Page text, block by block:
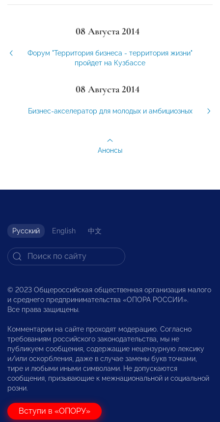
08 Августа 2014
Форум "Территория бизнеса - территория жизни"
пройдет на Кузбассе
08 Августа 2014
Бизнес-акселератор для молодых и амбициозных
Анонсы
Русский English 中文
© 2023 Общероссийская общественная организация малого
и среднего предпринимательства «ОПОРА РОССИИ».
Все права защищены.
Комментарии на сайте проходят модерацию. Согласно
требованиям российского законодательства, мы не
публикуем сообщения, содержащие нецензурную лексику
и/или оскорбления, даже в случае замены букв точками,
тире и любыми иными символами. Не допускаются
сообщения, призывающие к межнациональной и социальной
розни.
Вступи в «ОПОРУ»